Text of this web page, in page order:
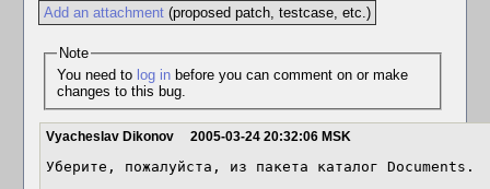
Add an attachment(proposed patch, testcase, etc.)
Note
You need to log inbefore you can comment on or make
changes to this bug.
Vyacheslav Dikonov 2005-03-24 20:32:06 MSK
Уберите, пожалуйста, из пакета каталог Documents.